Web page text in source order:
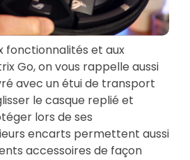
fonctionnalités et aux
Go, on vous rappelle aussi
avec un étui de transport
le casque replié et
lors de ses
encarts permettent aussi
accessoires de façon